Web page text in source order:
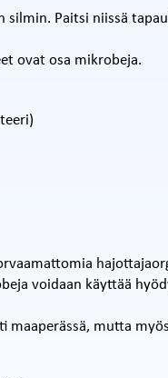
Paitsi niissä
ovat osa mikrobeja.
voidaan käyttää
mutta